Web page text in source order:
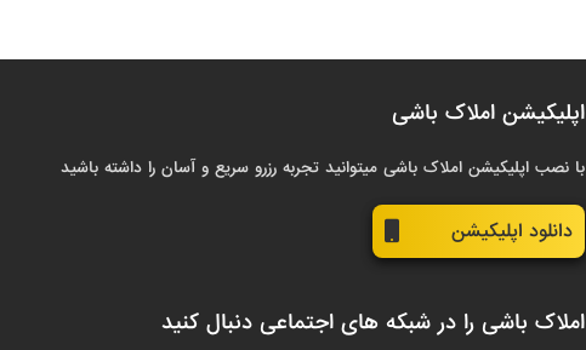
اپلیکیشن املاک باشی
با نصب اپلیکیشن املاک باشی میتوانید تجربه رزرو سریع و آسان را داشته باشید
دانلود اپلیکیشن
املاک باشی را در شبکه های اجتماعی دنبال کنید